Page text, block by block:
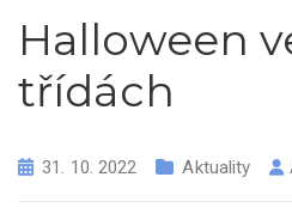
Halloween
třídách
31. 10. 2022 Aktuality